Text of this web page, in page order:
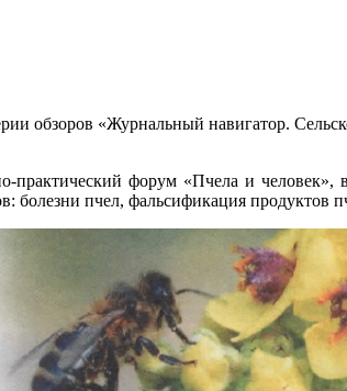
«Журнальный навигатор.
форум «Пчела и человек»,
пчел, фальсификация продуктов